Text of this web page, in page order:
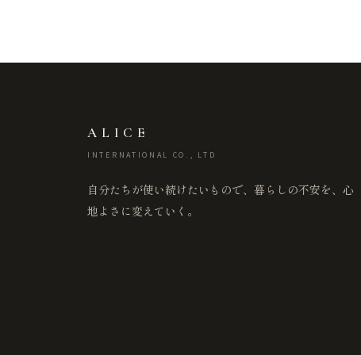
ALICE
INTERNATIONAL CO., LTD
自分たちが使い続けたいもので、暮らしの不安を、心
地よさに変えていく。